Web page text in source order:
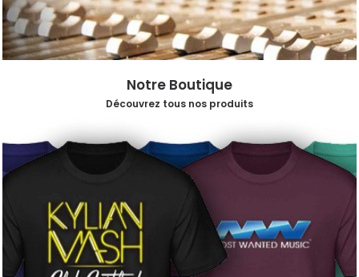
Notre Boutique
Découvrez tous nos produits